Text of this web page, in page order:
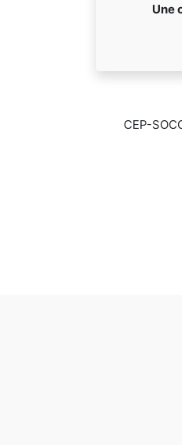
Une
CEP-